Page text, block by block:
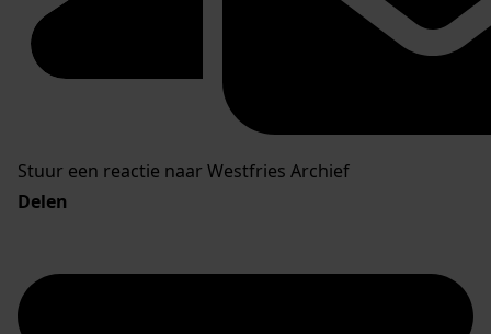
Stuur een reactie naar Westfries Archief
Delen